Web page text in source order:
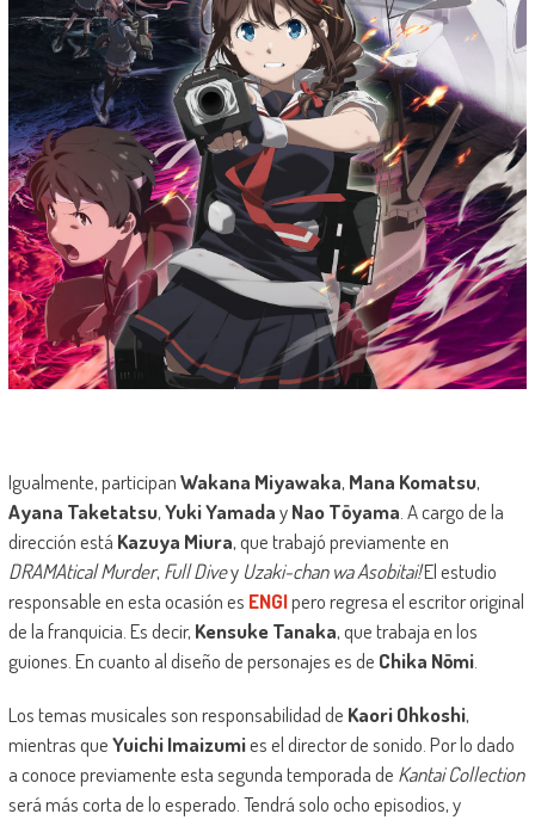
Igualmente, participanWakana Miyawaka, Mana Komatsu,
Ayana Taketatsu,Yuki YamadayNao Tōyama. A cargo de la
dirección está Kazuya Miura, que trabajó previamente en
DRAMAtical Murder, Full Divey Uzaki-chan wa Asobitai!El estudio
responsable en esta ocasión es ENGIpero regresa el escritor original
de la franquicia. Es decir, Kensuke Tanaka, que trabaja en los
guiones. En cuanto al diseño de personajes es de Chika Nōmi.
Los temas musicales son responsabilidad de Kaori Ohkoshi,
mientras queYuichi Imaizumies el director de sonido. Por lo dado
a conoce previamente esta segunda temporada de Kantai Collection
será más corta de lo esperado. Tendrá solo ocho episodios, y